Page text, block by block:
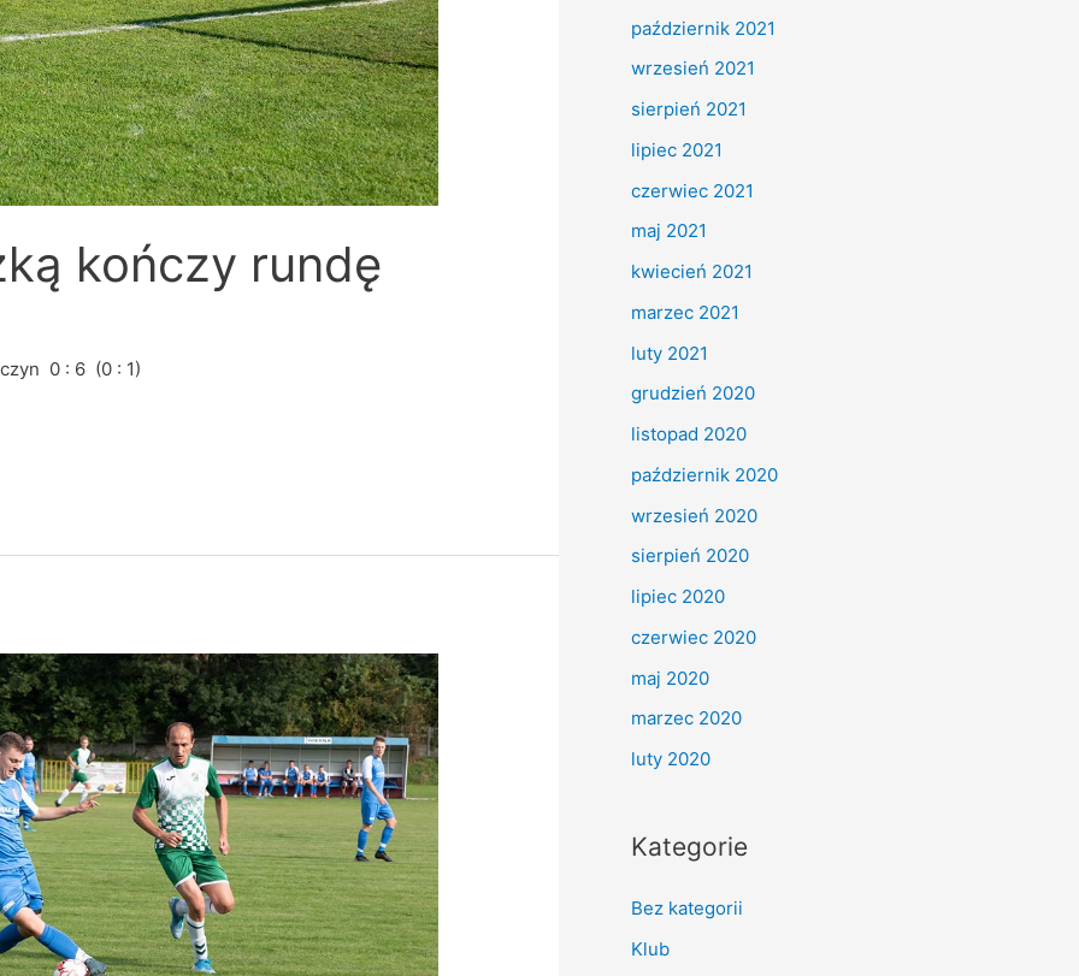
kończy rundę
0 : 6 (0 : 1)
październik 2021
wrzesień 2021
sierpień 2021
lipiec 2021
czerwiec 2021
maj 2021
kwiecień 2021
marzec 2021
luty 2021
grudzień 2020
listopad 2020
październik 2020
wrzesień 2020
sierpień 2020
lipiec 2020
czerwiec 2020
maj 2020
marzec 2020
luty 2020
Kategorie
Bez kategorii
Klub